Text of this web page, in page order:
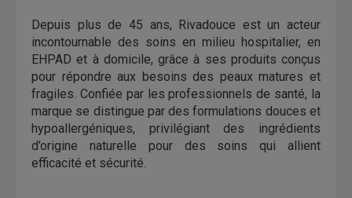
Depuis plus de 45 ans, Rivadouce est un acteur
incontournable des soins en milieu hospitalier, en
EHPAD et à domicile, grâce à ses produits conçus
pour répondre aux besoins des peaux matures et
fragiles. Confiée par les professionnels de santé, la
marque se distingue par des formulations douces et
hypoallergéniques, privilégiant des ingrédients
d’origine naturelle pour des soins qui allient
efficacité et sécurité.